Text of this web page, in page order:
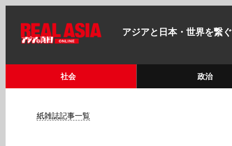
アジアと日本・世界を繋ぐ
社会 政治
紙雑誌記事一覧